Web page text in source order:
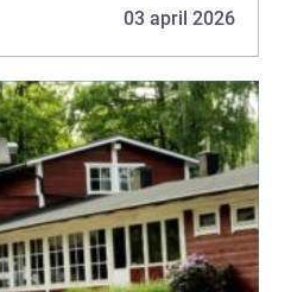
03 april 2026